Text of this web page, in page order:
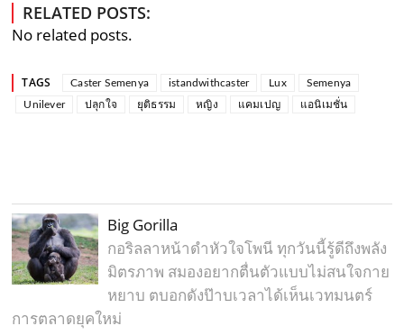
RELATED POSTS:
No related posts.
TAGS Caster Semenya istandwithcaster Lux
Semenya
Unilever
ปลุกใจ ยุติธรรม หญิง แคมเปญ แอนิเมชั่น
Big Gorilla
กอริลลาหน้าดำหัวใจโพนี ทุกวันนี้รู้ดีถึงพลัง
มิตรภาพ สมองอยากตื่นตัวแบบไม่สนใจกาย
หยาบ ตบอกดังป๊าบเวลาได้เห็นเวทมนตร์
การตลาดยุคใหม่